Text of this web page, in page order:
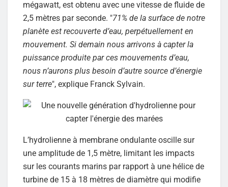
mégawatt, est obtenu avec une vitesse de fluide de
2,5 mètres par seconde. "71% de la surface de notre
planète est recouverte d’eau, perpétuellement en
mouvement. Si demain nous arrivons à capter la
puissance produite par ces mouvements d’eau,
nous n’aurons plus besoin d’autre source d’énergie
sur terre", explique Franck Sylvain.
L’hydrolienne à membrane ondulante oscille sur
une amplitude de 1,5 mètre, limitant les impacts
sur les courants marins par rapport à une hélice de
turbine de 15 à 18 mètres de diamètre qui modifie